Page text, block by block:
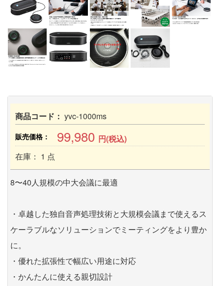
商品コード： yvc-1000ms
販売価格： 99,980 円(税込)
在庫： 1 点
8〜40人規模の中大会議に最適
・卓越した独自音声処理技術と大規模会議まで使えるス
ケーラブルなソリューションでミーティングをより豊か
に。
・優れた拡張性で幅広い用途に対応
・かんたんに使える親切設計